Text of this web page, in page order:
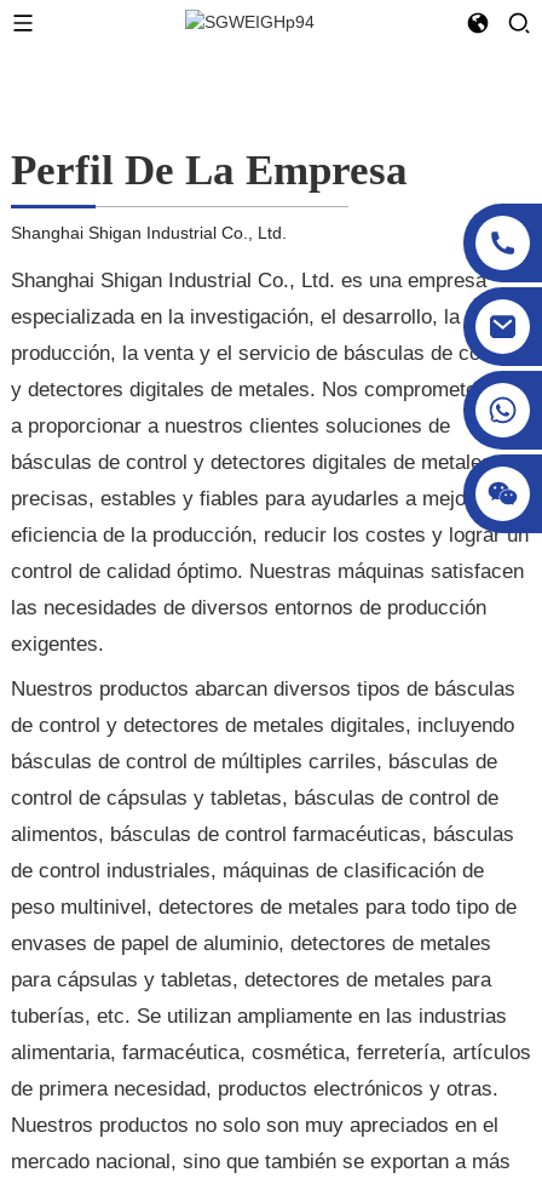
sgcheckweigher@gmail.com
Perfil De La Empresa
Shanghai Shigan Industrial Co., Ltd.
Shanghai Shigan Industrial Co., Ltd. es una empresa
especializada en la investigación, el desarrollo, la
producción, la venta y el servicio de básculas de control
y detectores digitales de metales. Nos comprometemos
a proporcionar a nuestros clientes soluciones de
básculas de control y detectores digitales de metales
precisas, estables y fiables para ayudarles a mejorar la
eficiencia de la producción, reducir los costes y lograr un
control de calidad óptimo. Nuestras máquinas satisfacen
las necesidades de diversos entornos de producción
exigentes.
Nuestros productos abarcan diversos tipos de básculas
de control y detectores de metales digitales, incluyendo
básculas de control de múltiples carriles, básculas de
control de cápsulas y tabletas, básculas de control de
alimentos, básculas de control farmacéuticas, básculas
de control industriales, máquinas de clasificación de
peso multinivel, detectores de metales para todo tipo de
envases de papel de aluminio, detectores de metales
para cápsulas y tabletas, detectores de metales para
tuberías, etc. Se utilizan ampliamente en las industrias
alimentaria, farmacéutica, cosmética, ferretería, artículos
de primera necesidad, productos electrónicos y otras.
Nuestros productos no solo son muy apreciados en el
mercado nacional, sino que también se exportan a más